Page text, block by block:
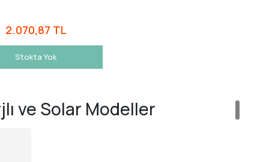
2.070,87 TL
Stokta Yok
ve Solar Modeller